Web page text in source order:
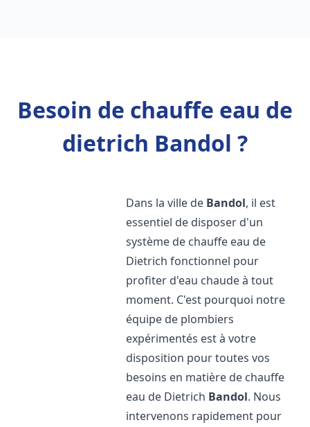
Besoin de chauffe eau de
dietrich Bandol ?
Dans la ville de Bandol, il est
essentiel de disposer d'un
système de chauffe eau de
Dietrich fonctionnel pour
profiter d'eau chaude à tout
moment. C'est pourquoi notre
équipe de plombiers
expérimentés est à votre
disposition pour toutes vos
besoins en matière de chauffe
eau de Dietrich Bandol. Nous
intervenons rapidement pour